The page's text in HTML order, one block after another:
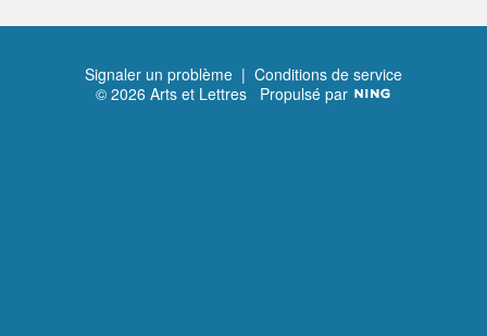
Signaler un problème | Conditions de service
© 2026 Arts et Lettres Propulsé par